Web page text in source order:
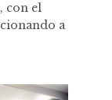
con el
a